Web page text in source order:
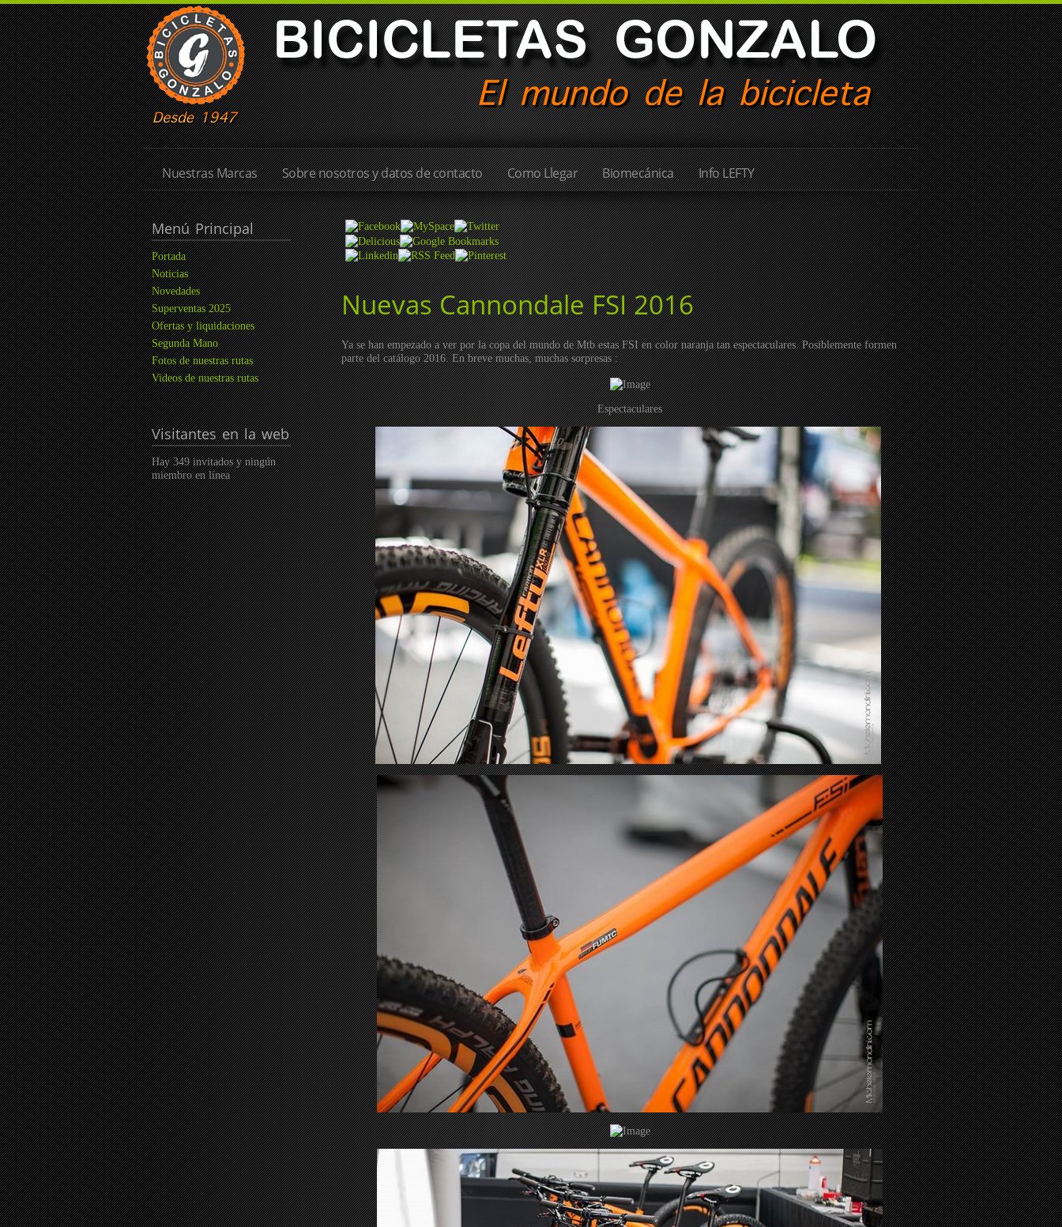
Nuestras Marcas Sobre nosotros y datos de contacto Como Llegar Biomecánica Info LEFTY
MenúPrincipal
Portada
Noticias
Novedades
Superventas 2025
Ofertas y liquidaciones
Segunda Mano
Fotos de nuestras rutas
Videos de nuestras rutas
Visitantesen la web
Hay 349 invitados y ningún
miembro en línea
Nuevas Cannondale FSI 2016
Ya se han empezado a ver por la copa del mundo de Mtb estas FSI en color naranja tan espectaculares. Posiblemente formen
parte del catálogo 2016. En breve muchas, muchas sorpresas :
Espectaculares